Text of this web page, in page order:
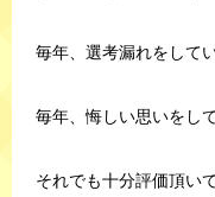
毎年、選考漏れをして
毎年、悔しい思いをし
それでも十分評価頂い